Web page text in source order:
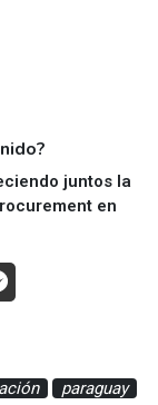
juntos la
en
paraguay